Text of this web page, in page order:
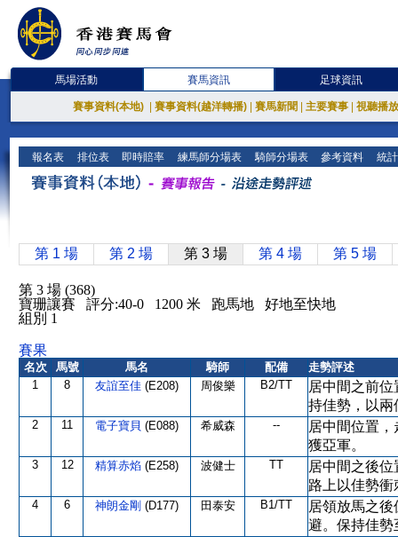
馬場活動 賽馬資訊 足球資訊
賽事資料(本地) 賽事資料(越洋轉播) 賽馬新聞 主要賽事 視聽播
報名表 排位表 即時賠率 練馬師分場表 騎師分場表 參考資料 統
第 1 場 第 2 場 第 3 場 第 4 場 第 5 場
第 3 場 (368)
寶珊讓賽 評分:40-0 1200 米 跑馬地 好地至快地
組別 1
賽果
名次 馬號 馬名 騎師 配備
走勢評述
1
8 友誼至佳 (E208) 周俊樂 B2/TT
居中間之前
持佳勢，以兩
2 11 電子寶貝 (E088) 希威森 --
居中間位置
獲亞軍。
3 12 精算赤焰 (E258) 波健士 TT
居中間之後
路上以佳勢衝
4 6 神朗金剛 (D177) 田泰安 B1/TT
居領放馬之
避。保持佳勢